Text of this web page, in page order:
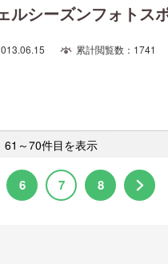
ルシーズンフォトス
累計閲覧数：1741
～70件目を表示
6 7 8